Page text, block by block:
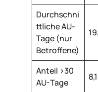
Durchschni
ttliche AU-
Tage (nur
Betroffene)
Anteil >30
AU-Tage